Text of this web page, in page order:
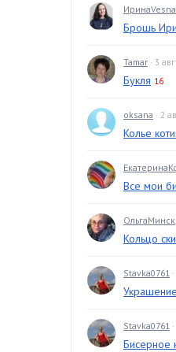
ИринаVesna
Брошь
Tamar · 3
Букля 16
oksana · 2
Колье
Все мои
ОльгаМинск
Кольцо
Stavka0761
Украшение
Stavka0761
Бисерное